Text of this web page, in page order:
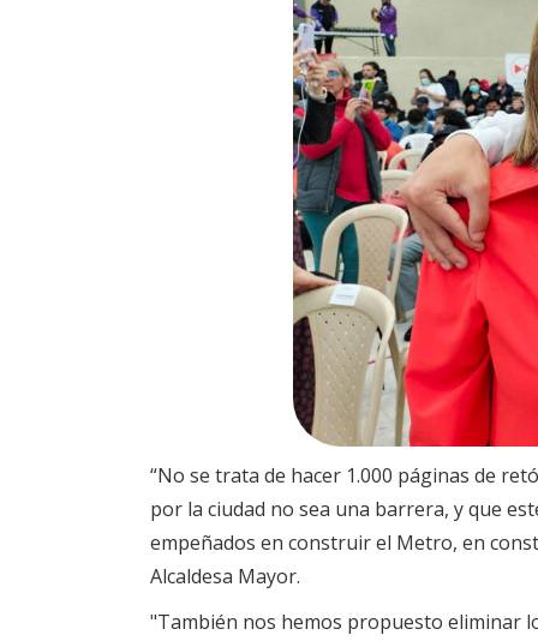
“No se trata de hacer 1.000 páginas de
por la ciudad no sea una barrera, y que
empeñados en construir el Metro, en
Alcaldesa Mayor.
"También nos hemos propuesto eliminar